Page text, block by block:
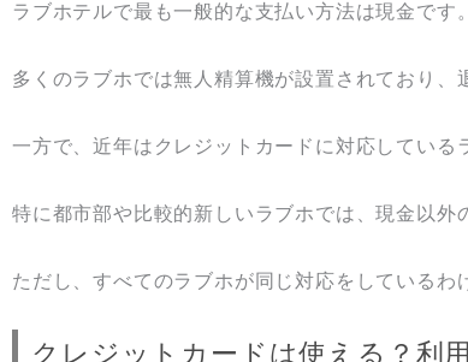
ラブホテルで最も一般的な支払い方法は現金です。
多くのラブホでは無人精算機が設置されており
一方で、近年はクレジットカードに対応している
特に都市部や比較的新しいラブホでは、現金以外
ただし、すべてのラブホが同じ対応をしているわ
クレジットカードは使える？利